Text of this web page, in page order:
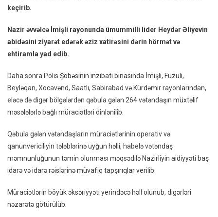
Sıra
keçirib.
Nazir əvvəlcə İmişli rayonunda ümummilli lider Heydər Əliyevin
abidəsini ziyarət edərək əziz xatirəsini dərin hörmət və
ehtiramla yad edib.
Daha sonra Polis Şöbəsinin inzibati binasında İmişli, Füzuli,
Beyləqan, Xocavənd, Saatlı, Sabirabad və Kürdəmir rayonlarından,
eləcə də digər bölgələrdən qəbula gələn 264 vətəndaşın müxtəlif
məsələlərlə bağlı müraciətləri dinlənilib.
Qəbula gələn vətəndaşların müraciətlərinin operativ və
qanunvericiliyin tələblərinə uyğun həlli, habelə vətəndaş
məmnunluğunun təmin olunması məqsədilə Nazirliyin aidiyyəti baş
idarə və idarə rəislərinə müvafiq tapşırıqlar verilib.
Müraciətlərin böyük əksəriyyəti yerindəcə həll olunub, digərləri
nəzarətə götürülüb.